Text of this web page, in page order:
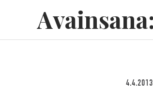
Avainsana:
4.4.2013